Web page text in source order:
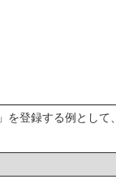
を登録する例とし